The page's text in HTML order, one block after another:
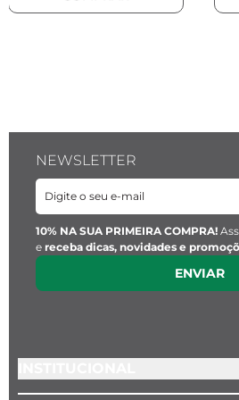
NEWSLETTER
10% NA SUA PRIMEIRA COMPRA!
e receba dicas, novidades e
ENVIAR